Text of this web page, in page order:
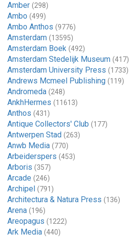
Amber (298)
Ambo (499)
Ambo Anthos (9776)
Amsterdam (13595)
Amsterdam Boek (492)
Amsterdam Stedelijk Museum (417)
Amsterdam University Press (1733)
Andrews Mcmeel Publishing (119)
Andromeda (248)
AnkhHermes (11613)
Anthos (431)
Antique Collectors' Club (177)
Antwerpen Stad (263)
Anwb Media (770)
Arbeiderspers (453)
Arboris (357)
Arcade (246)
Archipel (791)
Architectura & Natura Press (136)
Arena (196)
Areopagus (1222)
Ark Media (440)